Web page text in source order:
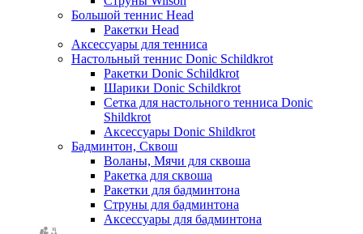
Большой теннис Head
Ракетки Head
Аксессуары для тенниса
Настольный теннис Donic Schildkrot
Ракетки Donic Schildkrot
Шарики Donic Schildkrot
Сетка для настольного тенниса Donic
Shildkrot
Аксессуары Donic Shildkrot
Бадминтон, Сквош
Воланы, Мячи для сквоша
Ракетка для сквоша
Ракетки для бадминтона
Струны для бадминтона
Аксессуары для бадминтона